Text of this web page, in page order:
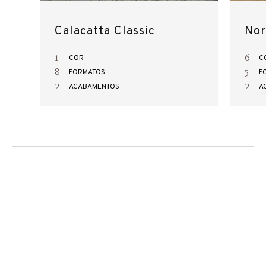
Calacatta Classic
1 COR
8 FORMATOS
2 ACABAMENTOS
6
5
2